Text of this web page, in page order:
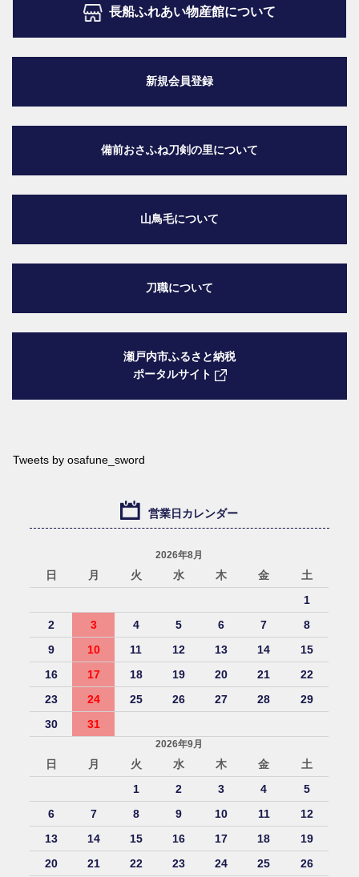
長船ふれあい物産館について
新規会員登録
備前おさふね刀剣の里について
山鳥毛について
刀職について
瀬戸内市ふるさと納税
ポータルサイト
Tweets by osafune_sword
営業日カレンダー
2026年8月
日 月 火 水 木 金
土
1
2
3 4 5 6 7
8
9
10 11 12 13 14
15
16
17 18 19 20 21
22
23
24 25 26 27 28
29
30
31
2026年9月
日 月 火 水 木 金
土
1
2 3 4
5
6
7 8 9 10 11
12
13
14 15 16 17 18
19
20
21 22 23 24 25
26